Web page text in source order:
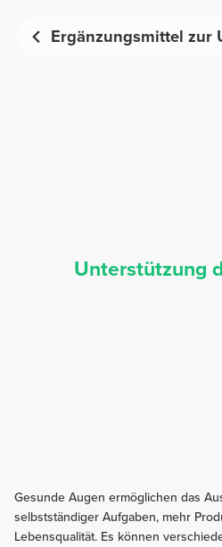
Unterstützung
Gesunde Augen ermöglichen das
selbstständiger Aufgaben, mehr
Lebensqualität. Es können